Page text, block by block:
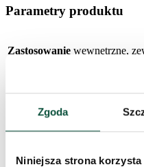
Zgoda
Niniejsza strona
Parametry produktu
Zastosowanie wewnętrzne,
się ze